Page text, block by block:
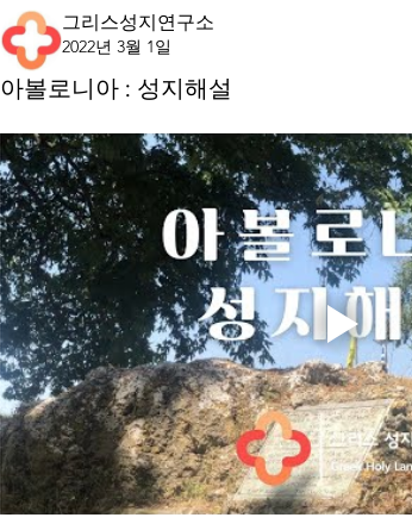
그리스성지연구소
2022년 3월 1일
아볼로니아 : 성지해설